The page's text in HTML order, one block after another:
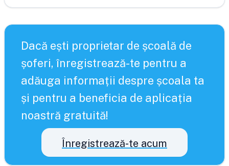
Dacă ești proprietar de școală de
șoferi, înregistrează-te pentru a
adăuga informații despre școala ta
și pentru a beneficia de aplicația
noastră gratuită!
Înregistrează-te acum